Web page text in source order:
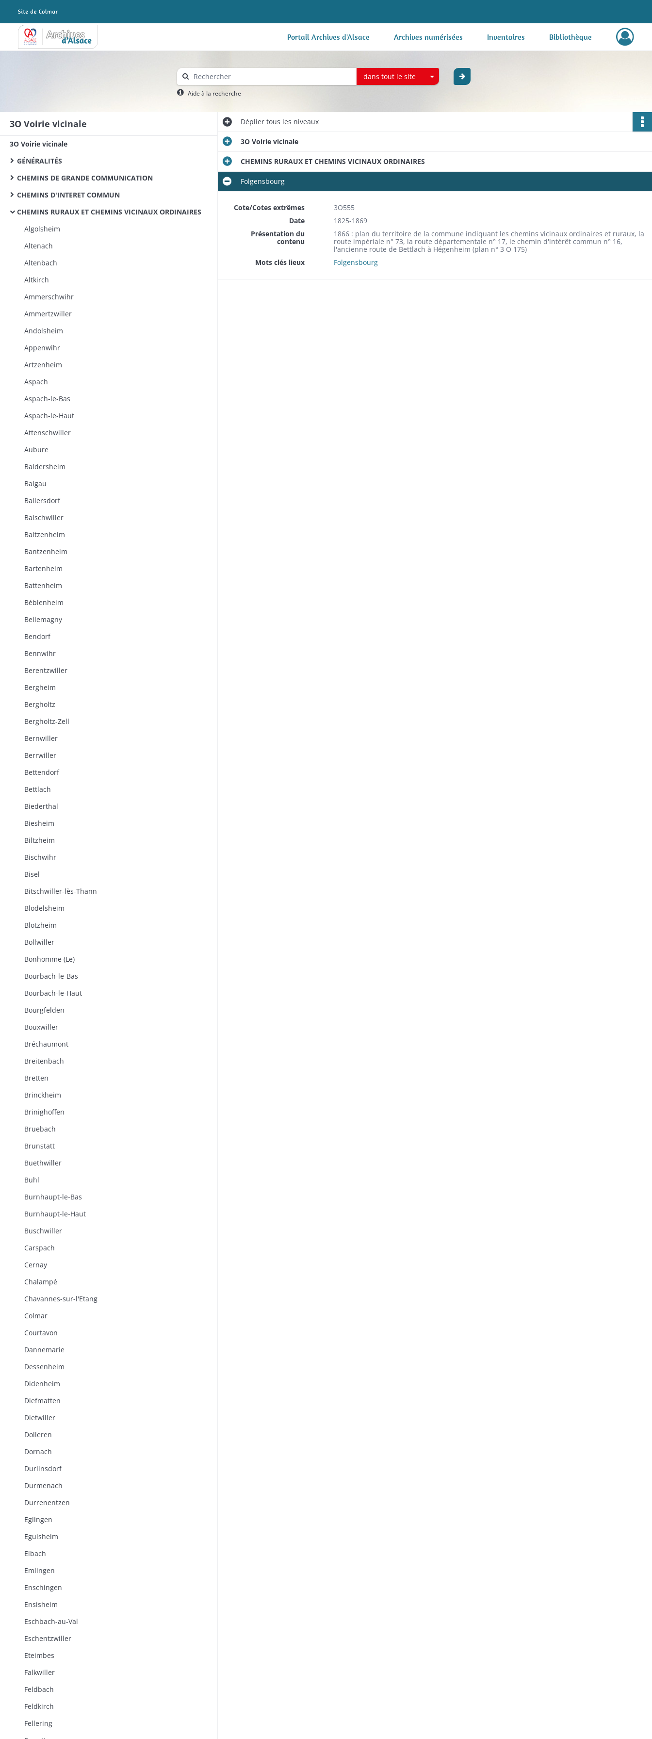
Archives Alsace - Colmar Portail Archives d'Alsace Archives numérisées Inventaires Bibliothèque
dans tout le site
Aide à la recherche
3O Voirie vicinale
3O Voirie vicinale
GÉNÉRALITÉS
CHEMINS DE GRANDE COMMUNICATION
CHEMINS D'INTERET COMMUN
CHEMINS RURAUX ET CHEMINS VICINAUX ORDINAIRES
Algolsheim
Altenach
Altenbach
Altkirch
Ammerschwihr
Ammertzwiller
Andolsheim
Appenwihr
Artzenheim
Aspach
Aspach-le-Bas
Aspach-le-Haut
Attenschwiller
Aubure
Baldersheim
Balgau
Ballersdorf
Balschwiller
Baltzenheim
Bantzenheim
Bartenheim
Battenheim
Béblenheim
Bellemagny
Bendorf
Bennwihr
Berentzwiller
Bergheim
Bergholtz
Bergholtz-Zell
Bernwiller
Berrwiller
Bettendorf
Bettlach
Biederthal
Biesheim
Biltzheim
Bischwihr
Bisel
Bitschwiller-lès-Thann
Blodelsheim
Blotzheim
Bollwiller
Bonhomme (Le)
Bourbach-le-Bas
Bourbach-le-Haut
Bourgfelden
Bouxwiller
Bréchaumont
Breitenbach
Bretten
Brinckheim
Brinighoffen
Bruebach
Brunstatt
Buethwiller
Buhl
Burnhaupt-le-Bas
Burnhaupt-le-Haut
Buschwiller
Carspach
Cernay
Chalampé
Chavannes-sur-l'Etang
Colmar
Courtavon
Dannemarie
Dessenheim
Didenheim
Diefmatten
Dietwiller
Dolleren
Dornach
Durlinsdorf
Durmenach
Durrenentzen
Eglingen
Eguisheim
Elbach
Emlingen
Enschingen
Ensisheim
Eschbach-au-Val
Eschentzwiller
Eteimbes
Falkwiller
Feldbach
Feldkirch
Fellering
Dépliertous les niveaux
3O Voirie vicinale
CHEMINS RURAUX ET CHEMINS VICINAUX ORDINAIRES
Folgensbourg
Cote/Cotes extrêmes
3O555
Date
1825-1869
Présentation du
contenu
1866 : plan du territoire de la commune indiquant les chemins vicinaux ordinaires et ruraux, la
route impériale n° 73, la route départementale n° 17, le chemin d'intérêt commun n° 16,
l'ancienne route de Bettlach à Hégenheim (plan n° 3 O 175)
Mots clés lieux
Folgensbourg